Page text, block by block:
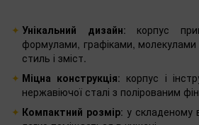
Унікальний дизайн: корпус
формулами, графіками,
стиль і зміст.
Міцна конструкція: корпус і
нержавіючої сталі з полірованим
Компактний розмір: у складеному